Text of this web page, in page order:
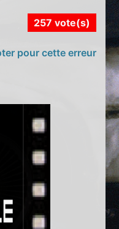
257 vote(s)
pour cette erreur